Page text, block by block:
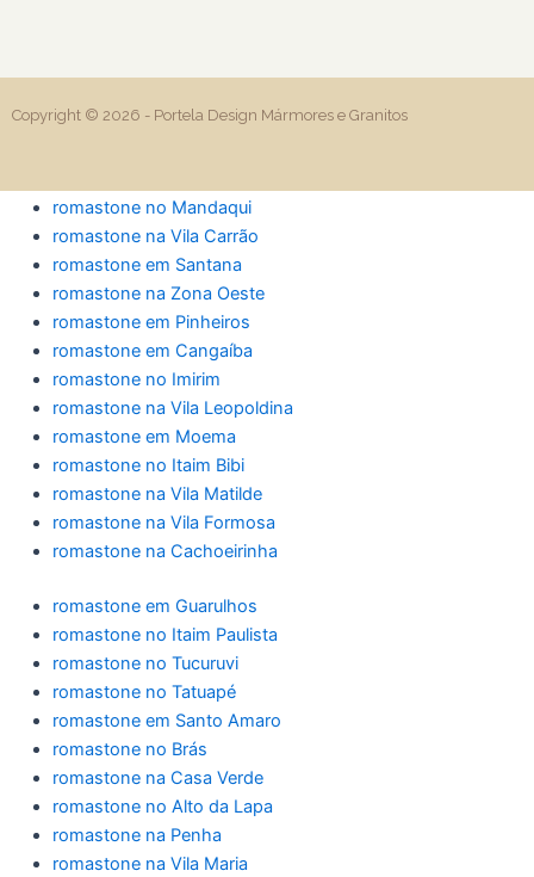
Copyright © 2026 - Portela Design Mármores e Granitos
romastone no Mandaqui
romastone na Vila Carrão
romastone em Santana
romastone na Zona Oeste
romastone em Pinheiros
romastone em Cangaíba
romastone no Imirim
romastone na Vila Leopoldina
romastone em Moema
romastone no Itaim Bibi
romastone na Vila Matilde
romastone na Vila Formosa
romastone na Cachoeirinha
romastone em Guarulhos
romastone no Itaim Paulista
romastone no Tucuruvi
romastone no Tatuapé
romastone em Santo Amaro
romastone no Brás
romastone na Casa Verde
romastone no Alto da Lapa
romastone na Penha
romastone na Vila Maria